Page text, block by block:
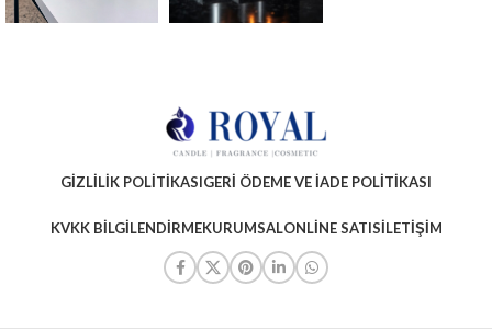
GIZLILIK POLITIKASIGERI ÖDEME VE İADE POLITIKASI
KVKK BILGILENDIRMEKURUMSALONLINE SATISİLETIŞIM